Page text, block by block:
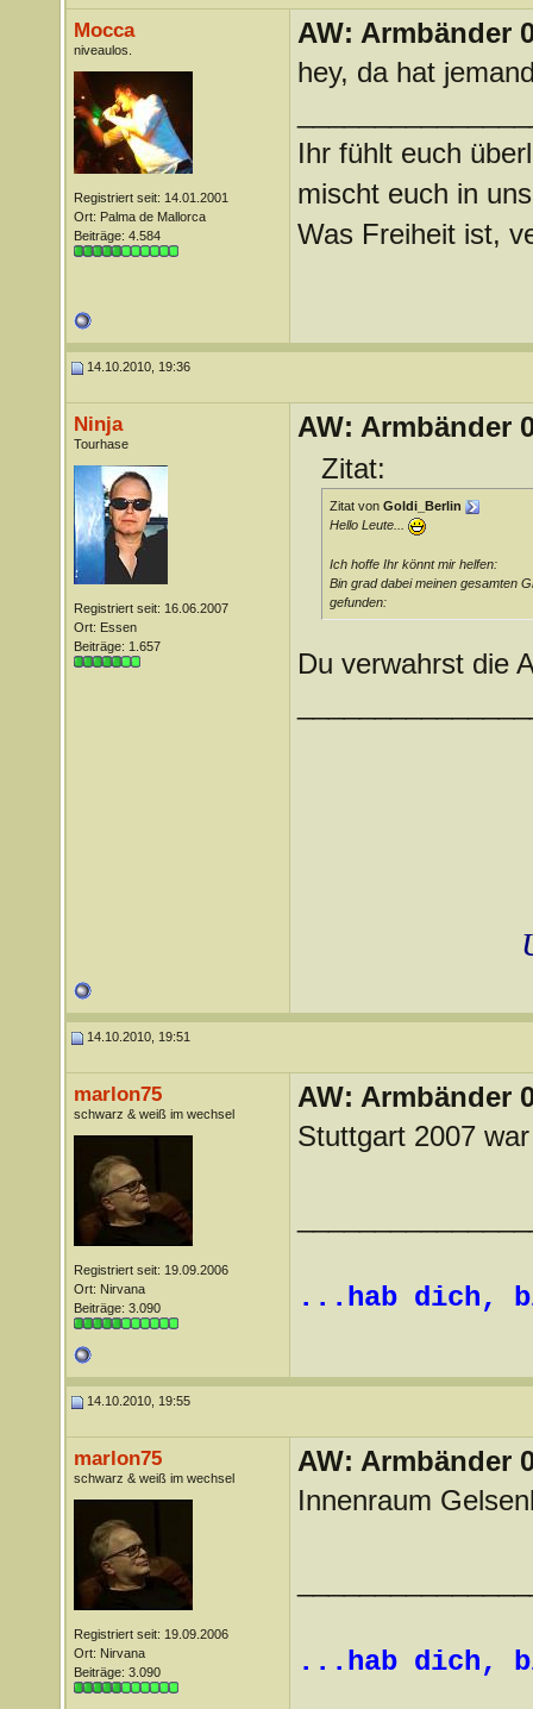
Mocca
niveaulos.
Registriert seit: 14.01.2001
Ort: Palma de Mallorca
Beiträge: 4.584
AW: Armbänder
hey, da hat
Ihr fühlt euch
mischt euch in
Was Freiheit ist,
14.10.2010, 19:36
Ninja
Tourhase
Registriert seit: 16.06.2007
Ort: Essen
Beiträge: 1.657
AW: Armbänder
Zitat:
Zitat von Goldi_Berlin
Hello Leute...
Ich hoffe Ihr könnt mir helfen:
Bin grad dabei meinen gesamten
gefunden:
Du verwahrst die
14.10.2010, 19:51
marlon75
schwarz & weiß im wechsel
Registriert seit: 19.09.2006
Ort: Nirvana
Beiträge: 3.090
AW: Armbänder
Stuttgart 2007
...hab dich,
14.10.2010, 19:55
marlon75
schwarz & weiß im wechsel
Registriert seit: 19.09.2006
Ort: Nirvana
Beiträge: 3.090
AW: Armbänder
Innenraum
...hab dich,